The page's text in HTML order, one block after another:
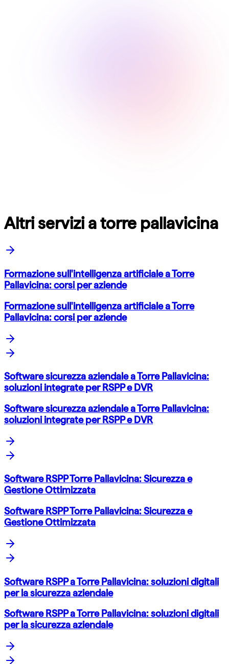
Altri servizi a torre pallavicina
Formazione sull'intelligenza artificiale a Torre
Pallavicina: corsi per aziende
Formazione sull'intelligenza artificiale a Torre
Pallavicina: corsi per aziende
Software sicurezza aziendale a Torre Pallavicina:
soluzioni integrate per RSPP e DVR
Software sicurezza aziendale a Torre Pallavicina:
soluzioni integrate per RSPP e DVR
Software RSPP Torre Pallavicina: Sicurezza e
Gestione Ottimizzata
Software RSPP Torre Pallavicina: Sicurezza e
Gestione Ottimizzata
Software RSPP a Torre Pallavicina: soluzioni digitali
per la sicurezza aziendale
Software RSPP a Torre Pallavicina: soluzioni digitali
per la sicurezza aziendale